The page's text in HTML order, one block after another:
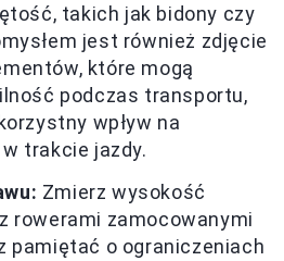
takich jak bidony czy
jest również zdjęcie
które mogą
podczas transportu,
wpływ na
trakcie jazdy.
Zmierz wysokość
rowerami zamocowanymi
pamiętać o ograniczeniach